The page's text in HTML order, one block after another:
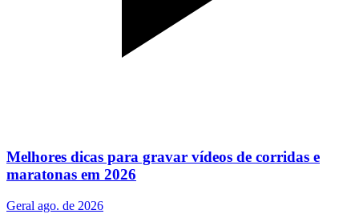
Melhores dicas para gravar vídeos de corridas e
maratonas em 2026
Geral ago. de 2026